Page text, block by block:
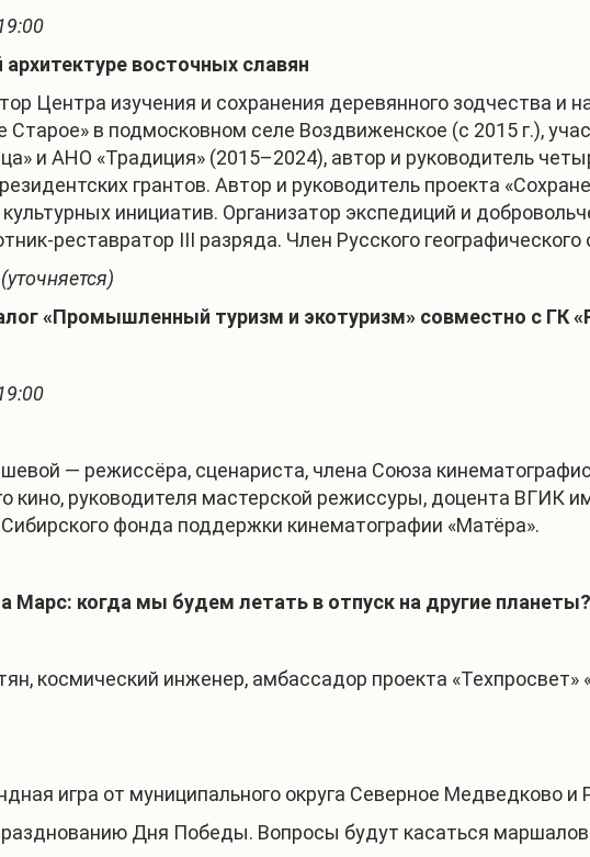
восточных славян
Центра изучения и сохранения деревянного зодчества и
Старое» в подмосковном селе Воздвиженское (с 2015 г.),
и АНО «Традиция» (2015–2024), автор и руководитель
грантов. Автор и руководитель проекта
инициатив. Организатор экспедиций и
реставратор III разряда. Член Русского
«Промышленный туризм и экотуризм» совместно с ГК
— режиссёра, сценариста, члена Союза
кино, руководителя мастерской режиссуры, доцента ВГИК
фонда поддержки кинематографии «Матёра».
Марс: когда мы будем летать в отпуск на другие
космический инженер, амбассадор проекта «Техпросвет»
игра от муниципального округа Северное Медведково и
Дня Победы. Вопросы будут касаться